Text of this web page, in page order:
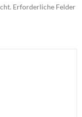
Erforderliche Felder